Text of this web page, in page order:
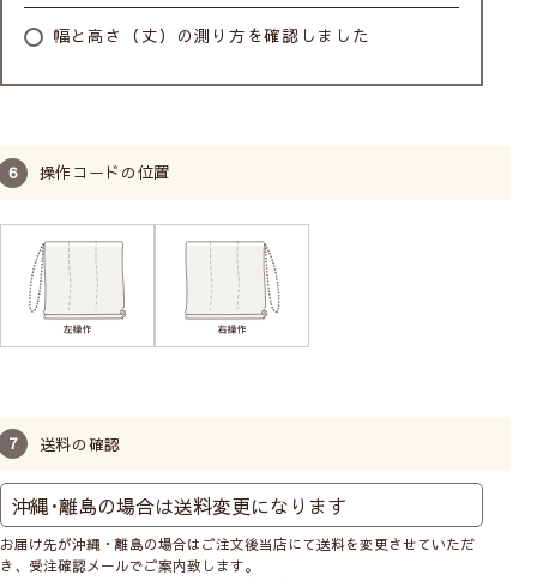
幅と高さ（丈）の測り方を確認しました
操作コードの位置
送料の確認
お届け先が沖縄・離島の場合はご注文後当店にて送料を変更させていただ
き、受注確認メールでご案内致します。